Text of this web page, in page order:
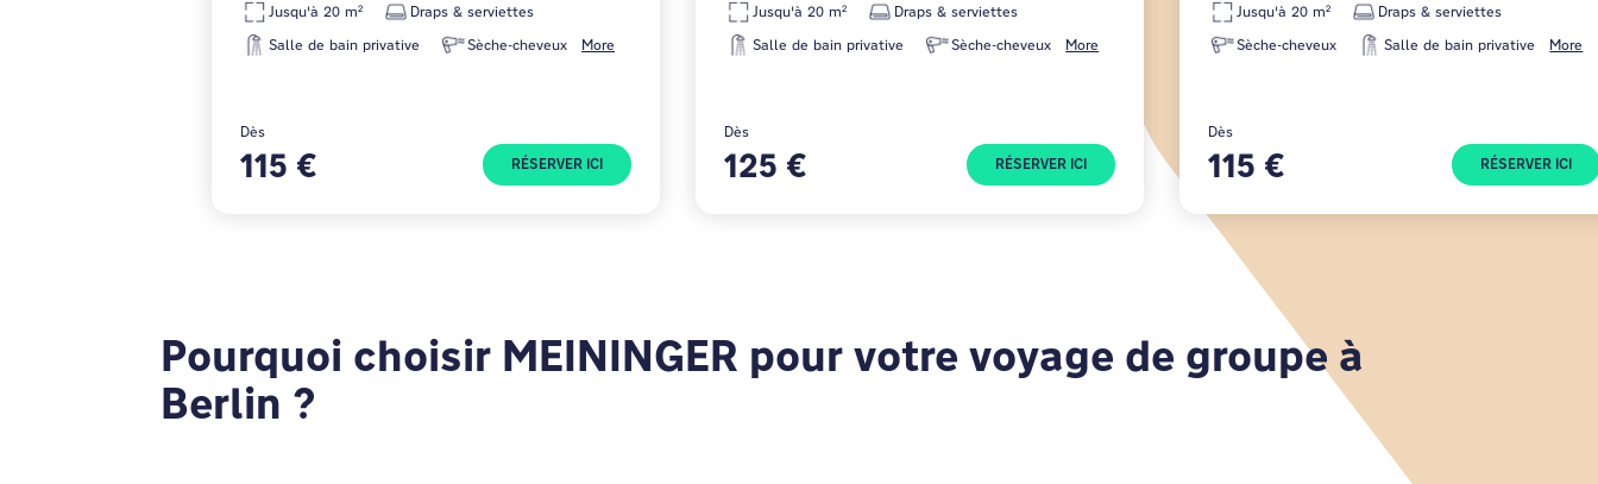
More
Jusqu'à 20 m²
Draps & serviettes
Salle de bain privative
Sèche-cheveux
Dès
115 € RÉSERVER ICI
More
Jusqu'à 20 m²
Draps & serviettes
Salle de bain privative
Sèche-cheveux
Dès
125 € RÉSERVER ICI
More
Jusqu'à 20 m²
Draps & serviettes
Sèche-cheveux
Salle de bain privative
Dès
115 € RÉSERVER ICI
Pourquoi choisir MEININGER pour votre voyage de groupe à
Berlin ?